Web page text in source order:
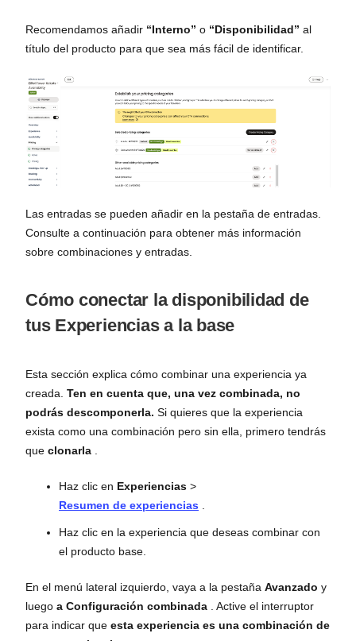
Recomendamos añadir “Interno” o “Disponibilidad” al
título del producto para que sea más fácil de identificar.
Las entradas se pueden añadir en la pestaña de entradas.
Consulte a continuación para obtener más información
sobre combinaciones y entradas.
Cómo conectar la disponibilidad de
tus Experiencias a la base
Esta sección explica cómo combinar una experiencia ya
creada. Ten en cuenta que, una vez combinada, no
podrás descomponerla. Si quieres que la experiencia
exista como una combinación pero sin ella, primero tendrás
que clonarla
Haz clic en Experiencias >
Resumen de experiencias
Haz clic en la experiencia que deseas combinar con
el producto base.
En el menú lateral izquierdo, vaya a la pestaña Avanzado y
luego a Configuración combinada . Active el interruptor
para indicar que esta experiencia es una combinación de